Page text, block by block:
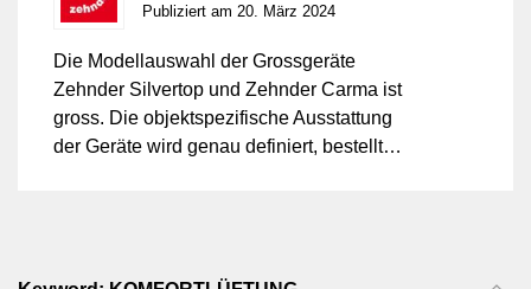
Publiziert am 20. März 2024
Die Modellauswahl der Grossgeräte
Zehnder Silvertop und Zehnder Carma ist
gross. Die objektspezifische Ausstattung
der Geräte wird genau definiert, bestellt